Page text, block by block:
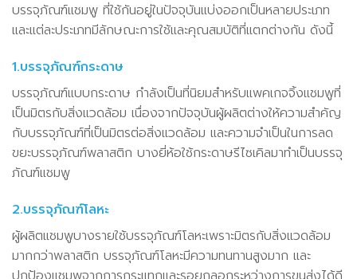
บรรจุภัณฑ์แชมพู ที่ใช้กันอยู่ในปัจจุบันแบ่งออกเป็นหลายประเภท
และแต่ละประเภทมีลักษณะการใช้และคุณสมบัติที่แตกต่างกัน ดังนี้
1.บรรจุภัณฑ์กระดาษ
บรรจุภัณฑ์แบบกระดาษ กำลังเป็นที่นิยมสำหรับแพคเกจจิ้งแชมพูที่
เป็นมิตรกับสิ่งแวดล้อม เนื่องจากปัจจุบันผู้ผลิตต่างให้ความสำคัญ
กับบรรจุภัณฑ์ที่เป็นมิตรต่อสิ่งแวดล้อม และความจำเป็นในการลด
ขยะบรรจุภัณฑ์พลาสติก บางยี่ห้อใช้กระดาษรีไซเคิลมาทำเป็นบรรจุ
ภัณฑ์แชมพู
2.บรรจุภัณฑ์โลหะ
ผู้ผลิตแชมพูบางรายใช้บรรจุภัณฑ์โลหะเพราะมิตรกับสิ่งแวดล้อม
มากกว่าพลาสติก บรรจุภัณฑ์โลหะมีความทนทานสูงมาก และ